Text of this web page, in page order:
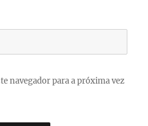
navegador para a próxima vez